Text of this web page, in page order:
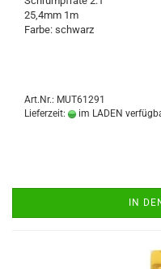
25,4mm 1m
Farbe: schwarz
Art.Nr.: MUT61291
Lieferzeit:
im LADEN
IN